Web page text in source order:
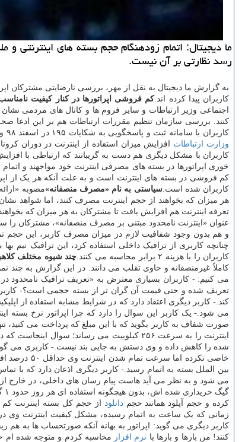
ما دیجیتال: اتمام زودهنگام حجم بسته های اینترنتی
رسد نظارتی بر آن نیست.
به گزارش ما دیجیتال به نقل از مهر، بررسی نارضایتی مشترکان
کاربران پیدا کرده اند.کم فروشی اپراتورها در کنار کیفیت نامناسب
اجتماعی وزیر ارتباطات و سایر فروم ها و کانال های مردمی
کنند. بررسی سازمان تنظیم مقررات ارتباطات هم بر این ادعا
کاربران با سامانه ثبت و پاسخگویی به شکایات ۱۹۵ در اسفند ۹۸ و فروردین ۹۹ نسبت به زمان مشابه پارسال ۴۹ درصد و تعداد درخواست و شکایت های ثبت شده در این سامانه ۱۳۳ درصد افزایش یافته است. در این حوزه
وزارت ارتباطات افزایش میزان استفاده از اینترنت در دوران
کاربران با مشکل دیگری هم دست به گریبانند که ارتباطی با
خوری اپراتورها در بسته های مصرفی اینترنت خود مواجهند و
کم فروشی در بسته های اینترنت است و به علت آنکه هر یک از
کاربران شده است.سیاستی به نام «مصرف منصفانه»
هر میزان که بخواهند از حجم اینترنت مصرف کنند، اما شواهد
تعرفه اینترنت هم افزایش یافت تا مشترکان به هر میزان که
عنوان «اینترنت نامحدود مبتنی بر مصرف منصفانه»، مشترکان
و هم بدون وجود شفافیت لازم در میزان مصرف کاربر، این حجم
چنانچه کاربری از ترافیک داخلی استفاده کرد، این ترافیک نیم
کاربران را با هزینه ۲ برابر محاسبه می کنند.
چند شیوه مختلف
کاملاً غیرمنصفانه و حاوی تقلب می دانند. در این گزارش به چند
تعریف شده و حتی قیمت آن گران تر از بسته حجمی است؟- کاربری
کند.- کاربر دیگری اعتقاد دارد که در شرایط مشابه استفاده از
اینترنت را به سرعت ۲۵۶ کیلوبیت می
بین الملل بسته به اتمام رسید.- کاربر دیگری اذعان دارد که با
کرده و حجم آپلود همانند حجمدانلود از حجم کل بسته اینترنت
کاربر دیگری می گوید: اپراتور به بهانه آنکه صورتحساب ها به
کنند! من بارها و بارها با نرم افزار